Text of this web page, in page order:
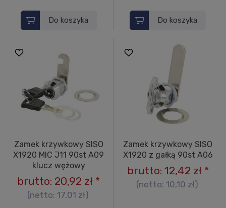
Do koszyka Do koszyka
Zamek krzywkowy SISO
X1920 MIC J11 90st A09
klucz wężowy
brutto: 20,92 zł *
(netto: 17,01 zł)
Zamek krzywkowy SISO
X1920 z gałką 90st A06
brutto: 12,42 zł*
(netto: 10,10 zł)